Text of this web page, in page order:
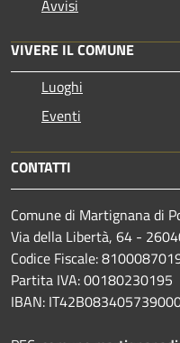
Avvisi
VIVERE IL COMUNE
Luoghi
Eventi
CONTATTI
Comune di Martignana di
Via della Libertà, 64 -
Codice Fiscale:
Partita IVA: 00180230195
IBAN: